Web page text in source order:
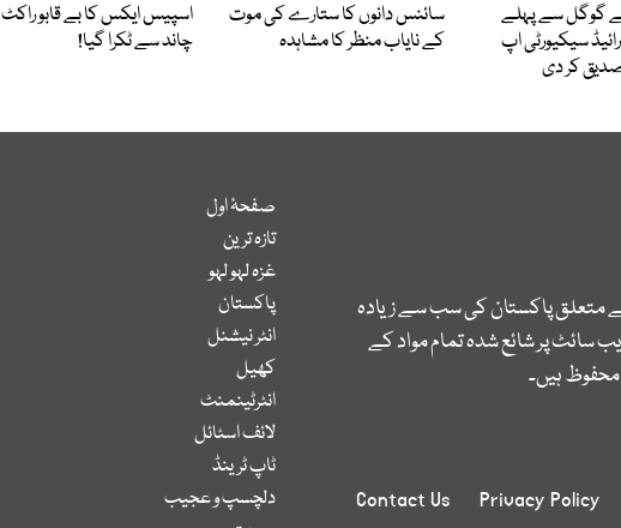
گوگل سے پہلے
سیکیورٹی اپ
کر دی
سائنس دانوں کا ستارے کی موت
کے نایاب منظر کا مشاہدہ
اسپیس ایکس کا بے قابو راکٹ
چاند سے ٹکرا گیا!
متعلق پاکستان کی سب سے زیادہ
پر شائع شدہ تمام مواد کے
ہیں۔
Privacy Policy
Contact Us
صفحۂ اول
تازہ ترین
غزہ لہو لہو
پاکستان
انٹر نیشنل
کھیل
انٹرٹینمنٹ
لائف اسٹائل
ٹاپ ٹرینڈ
دلچسپ و عجیب